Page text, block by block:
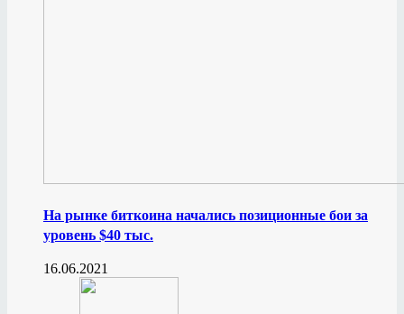
На рынке биткоина начались позиционные бои за
уровень $40 тыс.
16.06.2021